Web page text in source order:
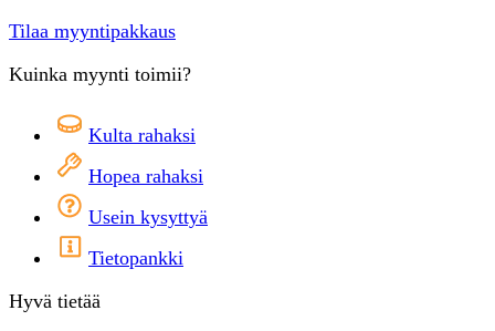
Tilaa myyntipakkaus
Kuinka myynti toimii?
Kulta rahaksi
Hopea rahaksi
Usein kysyttyä
Tietopankki
Hyvä tietää